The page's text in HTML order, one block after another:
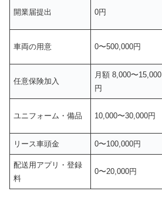
開業届提出 0円
車両の用意 0〜500,000円
任意保険加入
月額 8,000〜15,000
円
ユニフォーム・備品 10,000〜30,000円
リース車頭金 0〜100,000円
配送用アプリ・登録
料
0〜20,000円